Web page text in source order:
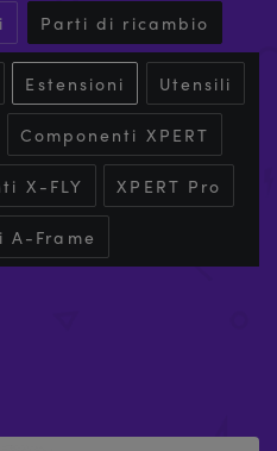
Parti di ricambio
Estensioni Utensili
Componenti XPERT
X-FLY XPERT Pro
A-Frame